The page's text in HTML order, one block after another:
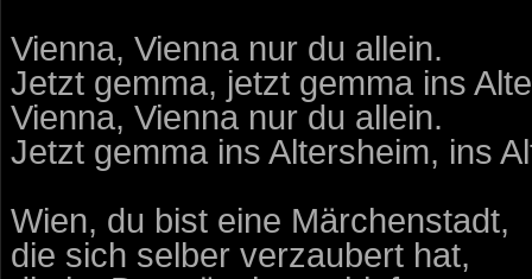
Vienna, Vienna nur du allein.
Jetzt gemma, jetzt gemma ins
Vienna, Vienna nur du allein.
Jetzt gemma ins Altersheim, ins
Wien, du bist eine Märchenstadt,
die sich selber verzaubert hat,